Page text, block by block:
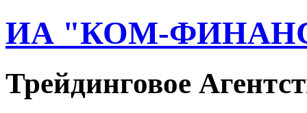
ИА "КОМ-
Трейдинговое